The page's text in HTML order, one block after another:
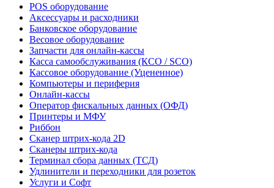
POS оборудование
Аксессуары и расходники
Банковское оборудование
Весовое оборудование
Запчасти для онлайн-кассы
Касса самообслуживания (КСО / SCO)
Кассовое оборудование (Уцененное)
Компьютеры и периферия
Онлайн-кассы
Оператор фискальных данных (ОФД)
Принтеры и МФУ
Риббон
Сканер штрих-кода 2D
Сканеры штрих-кода
Терминал сбора данных (ТСД)
Удлинители и переходники для розеток
Услуги и Софт